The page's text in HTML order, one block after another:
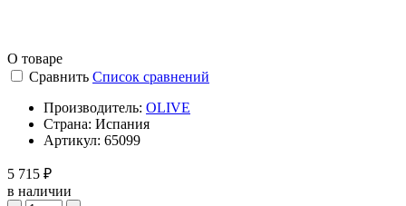
О товаре
Сравнить Список сравнений
Производитель: OLIVE
Страна: Испания
Артикул: 65099
5 715 ₽
в наличии